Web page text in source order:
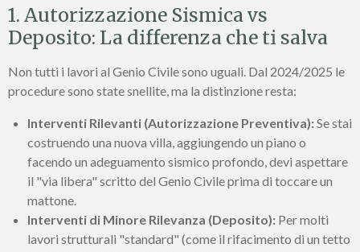
1. Autorizzazione Sismica vs
Deposito: La differenza che ti salva
Non tutti i lavori al Genio Civile sono uguali. Dal 2024/2025 le
procedure sono state snellite, ma la distinzione resta:
Interventi Rilevanti (Autorizzazione Preventiva):Se stai
costruendo una nuova villa, aggiungendo un piano o
facendo un adeguamento sismico profondo, devi aspettare
il "via libera" scritto del Genio Civile prima di toccare un
mattone.
Interventi di Minore Rilevanza (Deposito): Per molti
lavori strutturali "standard" (come il rifacimento di un tetto